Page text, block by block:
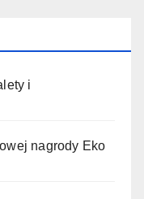
i
nagrody Eko